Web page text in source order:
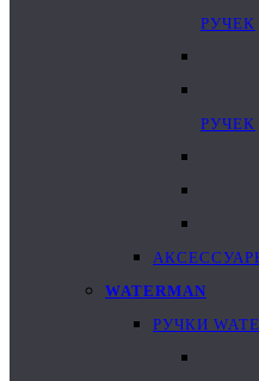
РУЧЕК
РУЧЕК
WATERMAN
РУЧКИ